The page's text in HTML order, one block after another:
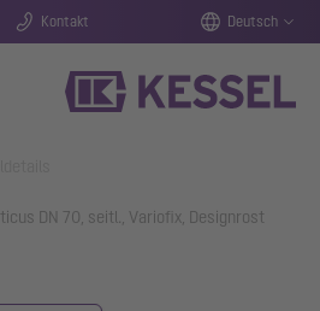
Kontakt Deutsch
DN 70, seitl., Variofix, Designrost